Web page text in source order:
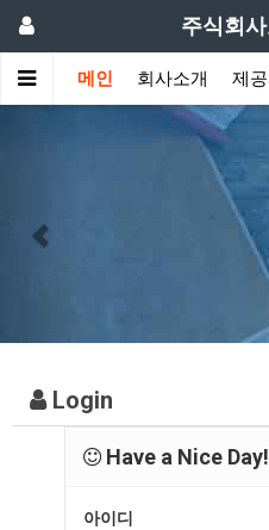
주식회
메인 회사소개 제
Login
Have a Nice Day!
아이디